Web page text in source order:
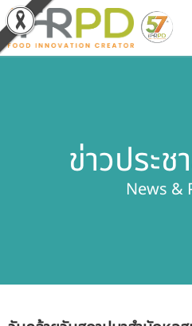
ผลิตภัณฑ์และจำหน่าย
เกี่ยวกับสถาบัน
ข่าวประ
News &